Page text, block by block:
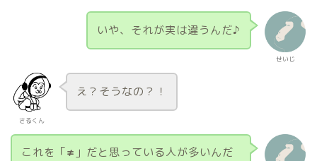
せいじ
いや、それが実は違うんだ♪
さるくん
え？そうなの？！
これを「≠ 」だと思っている人が多いんだ